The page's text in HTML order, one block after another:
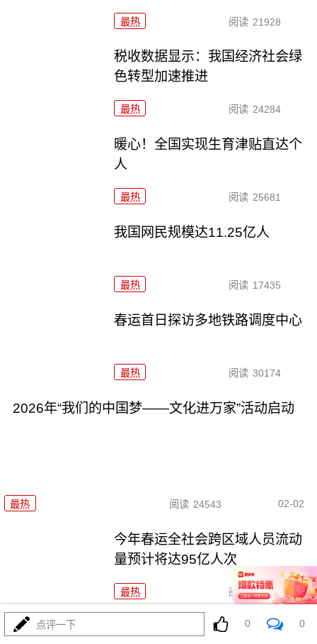
最热 阅读 21928
税收数据显示：我国经济社会绿
色转型加速推进
最热 阅读 24284
暖心！全国实现生育津贴直达个
人
最热 阅读 25681
我国网民规模达11.25亿人
最热 阅读 17435
春运首日探访多地铁路调度中心
最热 阅读 30174
2026年“我们的中国梦——文化进万家”活动启动
最热 阅读 24543 02-02
今年春运全社会跨区域人员流动
量预计将达95亿人次
最热 阅读 24179
两部门：全面推行急难事项“小额快救”
点评一下 0 0